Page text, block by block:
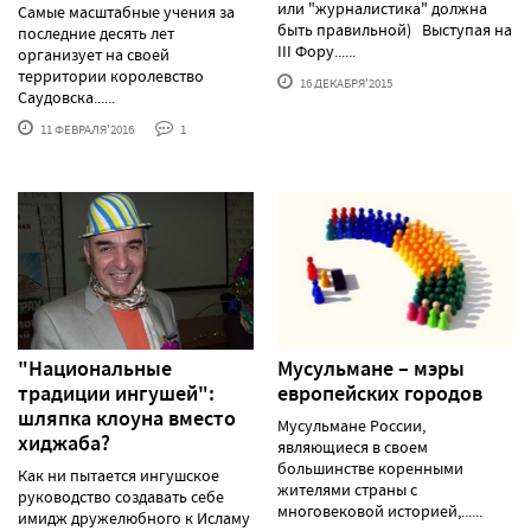
Самые масштабные учения за
последние десять лет
организует на своей
территории королевство
Саудовска......
11 ФЕВРАЛЯ'2016 1
или "журналистика" должна
быть правильной) Выступая на
III Фору......
16 ДЕКАБРЯ'2015
"Национальные
традиции ингушей":
шляпка клоуна вместо
хиджаба?
Как ни пытается ингушское
руководство создавать себе
имидж дружелюбного к Исламу
Мусульмане – мэры
европейских городов
Мусульмане России,
являющиеся в своем
большинстве коренными
жителями страны с
многовековой историей,......